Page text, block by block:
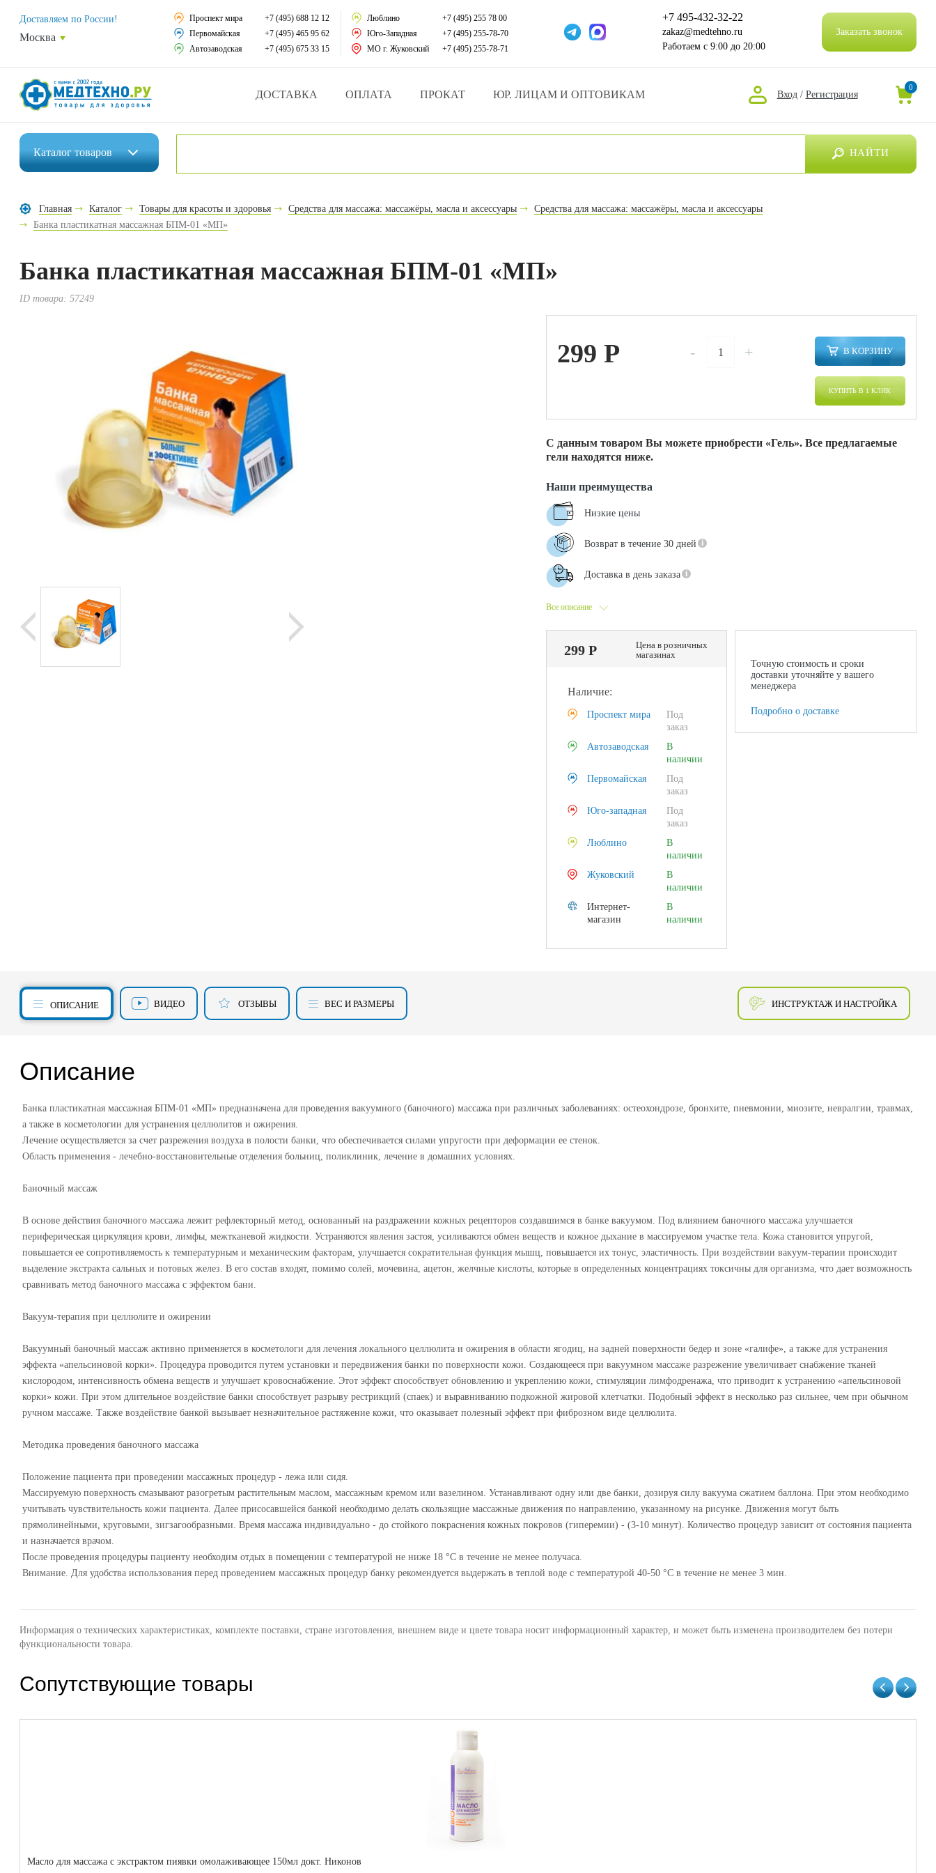
Средства реабилитации
Средства по уходу за больными
Домашняя медтехника
Товары для врачей и мед.учреждений
Доставляем по России!
Москва
Проспект мира
+7 (495) 688 12 12
Первомайская
+7 (495) 465 95 62
Автозаводская
+7 (495) 675 33 15
Люблино
+7 (495) 255 78 00
Юго-Западная
+7 (495) 255-78-70
МО г. Жуковский
+7 (495) 255-78-71
+7 495-432-32-22
zakaz@medtehno.ru
Работаем с 9:00 до 20:00
Заказать звонок
ДОСТАВКА ОПЛАТА ПРОКАТ ЮР. ЛИЦАМ И ОПТОВИКАМ Вход / Регистрация
0
Каталогтоваров
Средства реабилитации
Ортопедические изделия
Товары для красоты и здоровья
Товары для врачей и мед.учреждений
Уникальные и полезные товары
Распродажа
Уценка
НАЙТИ
Главная Каталог Товары для красоты и здоровья Средства для массажа: массажёры, масла и аксессуары
Средства для массажа: массажёры, масла и аксессуары
Банка пластикатная массажная БПМ-01 «МП»
Банка пластикатная массажная БПМ-01 «МП»
ID товара:57249
299 P - + В КОРЗИНУ
КУПИТЬ В 1 КЛИК
С данным товаром Вы можете приобрести «Гель». Все предлагаемые
гели находятся ниже.
Все описание
Наши преимущества
Низкие цены
Возврат в течение 30 дней
Доставка в день заказа
299 Р
Цена в розничных
магазинах
Наличие:
Проспект мира
Под
заказ
Автозаводская
В
наличии
Первомайская
Под
заказ
Юго-западная
Под
заказ
Люблино
В
наличии
Жуковский
В
наличии
Интернет-
магазин
В
наличии
Точную стоимость и сроки
доставки уточняйте у вашего
менеджера
Подробно о доставке
ОПИСАНИЕ ВИДЕО ОТЗЫВЫ ВЕС И РАЗМЕРЫ ИНСТРУКТАЖ И НАСТРОЙКА
Описание
Банка пластикатная массажная БПМ-01 «МП» предназначена для проведения вакуумного (баночного) массажа при различных заболеваниях: остеохондрозе, бронхите, пневмонии, миозите, невралгии, травмах,
а также в косметологии для устранения целлюлитов и ожирения.
Лечение осуществляется за счет разрежения воздуха в полости банки, что обеспечивается силами упругости при деформации ее стенок.
Область применения - лечебно-восстановительные отделения больниц, поликлиник, лечение в домашних условиях.
Баночный массаж
В основе действия баночного массажа лежит рефлекторный метод, основанный на раздражении кожных рецепторов создавшимся в банке вакуумом. Под влиянием баночного массажа улучшается
периферическая циркуляция крови, лимфы, межтканевой жидкости. Устраняются явления застоя, усиливаются обмен веществ и кожное дыхание в массируемом участке тела. Кожа становится упругой,
повышается ее сопротивляемость к температурным и механическим факторам, улучшается сократительная функция мышц, повышается их тонус, эластичность. При воздействии вакуум-терапии происходит
выделение экстракта сальных и потовых желез. В его состав входят, помимо солей, мочевина, ацетон, желчные кислоты, которые в определенных концентрациях токсичны для организма, что дает возможность
сравнивать метод баночного массажа с эффектом бани.
Вакуум-терапия при целлюлите и ожирении
Вакуумный баночный массаж активно применяется в косметологи для лечения локального целлюлита и ожирения в области ягодиц, на задней поверхности бедер и зоне «галифе», а также для устранения
эффекта «апельсиновой корки». Процедура проводится путем установки и передвижения банки по поверхности кожи. Создающееся при вакуумном массаже разрежение увеличивает снабжение тканей
кислородом, интенсивность обмена веществ и улучшает кровоснабжение. Этот эффект способствует обновлению и укреплению кожи, стимуляции лимфодренажа, что приводит к устранению «апельсиновой
корки» кожи. При этом длительное воздействие банки способствует разрыву рестрикций (спаек) и выравниванию подкожной жировой клетчатки. Подобный эффект в несколько раз сильнее, чем при обычном
ручном массаже. Также воздействие банкой вызывает незначительное растяжение кожи, что оказывает полезный эффект при фиброзном виде целлюлита.
Методика проведения баночного массажа
Положение пациента при проведении массажных процедур - лежа или сидя.
Массируемую поверхность смазывают разогретым растительным маслом, массажным кремом или вазелином. Устанавливают одну или две банки, дозируя силу вакуума сжатием баллона. При этом необходимо
учитывать чувствительность кожи пациента. Далее присосавшейся банкой необходимо делать скользящие массажные движения по направлению, указанному на рисунке. Движения могут быть
прямолинейными, круговыми, зигзагообразными. Время массажа индивидуально - до стойкого покраснения кожных покровов (гиперемии) - (3-10 минут). Количество процедур зависит от состояния пациента
и назначается врачом.
После проведения процедуры пациенту необходим отдых в помещении с температурой не ниже 18 °С в течение не менее получаса.
Внимание. Для удобства использования перед проведением массажных процедур банку рекомендуется выдержать в теплой воде с температурой 40-50 °С в течение не менее 3 мин.
Информация о технических характеристиках, комплекте поставки, стране изготовления, внешнем виде и цвете товара носит информационный характер, и может быть изменена производителем без потери
функциональности товара.
Сопутствующие товары
Масло для массажа с экстрактом пиявки омолаживающее 150мл докт. Никонов